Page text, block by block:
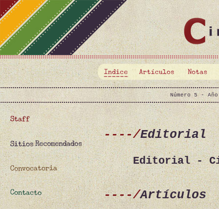
Número 5 -
----/Editorial
Editorial -
----/Artículos